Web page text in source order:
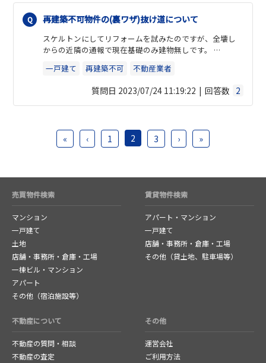
再建築不可物件の(裏ワザ)抜け道について
スケルトンにしてリフォームを試みたのですが、全壊し
からの近隣の通報で現在基礎のみ建物無しです。
築審査会にかけることが物件によっては出来るのです
が、現状接道1.4m近隣宅に土地の売買交渉するも不承。
所有土地面積72.4。
家を失いました。再建築出来る方法や抜け道、裏ワザ等
市長に請願書の提出をする為、同丁目のご近所さんから
建築出来るようにと、ご署名A4用紙に4枚ほど集まってお
ります。
きっとやり方があるんだと認識しております。
生まれ育ったこのエリアで住み続けたいです。
何卒、お力添えの程、宜しくお願い申し上げます。
一戸建て 再建築不可 不動産業者
質問日 2023/07/24 11:19:22 回答数 2
« ‹ 1 2 3 › »
売買物件検索
マンション
一戸建て
土地
店舗・事務所・倉庫・工場
一棟ビル・マンション
アパート
その他（宿泊施設等）
賃貸物件検索
アパート・マンション
一戸建て
店舗・事務所・倉庫・工場
その他（貸土地、駐車場等）
不動産について
不動産の質問・相談
不動産の査定
その他
運営会社
ご利用方法